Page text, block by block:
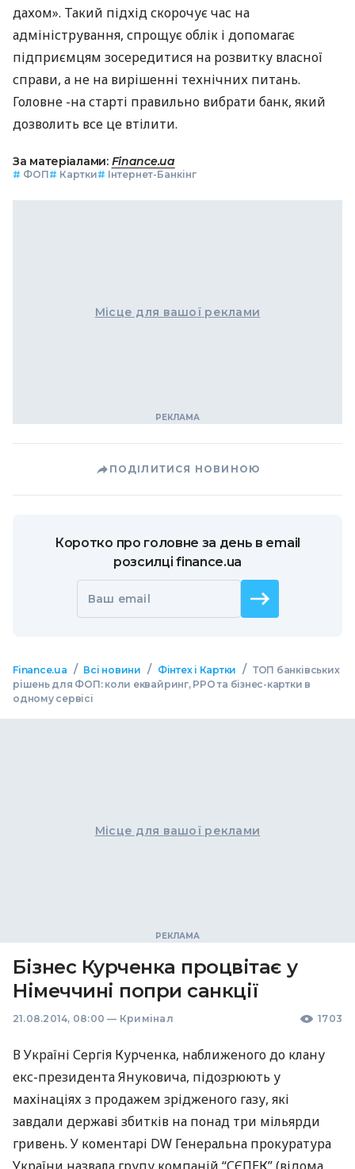
дахом». Такий підхід скорочує час на
адміністрування, спрощує облік і допомагає
підприємцям зосередитися на розвитку власної
справи, а не на вирішенні технічних питань.
Головне -на старті правильно вибрати банк, який
дозволить все це втілити.
За матеріалами: Finance.ua
# ФОП# Картки# Інтернет-Банкінг
Місце для вашої реклами
ПОДІЛИТИСЯ НОВИНОЮ
Коротко про головне за день в email
розсилці finance.ua
Ваш email
Finance.ua / Всі новини / Фінтех і Картки / ТОП банківських
рішень для ФОП: коли еквайринг, РРО та бізнес-картки в
одному сервісі
Місце для вашої реклами
Бізнес Курченка процвітає у
Німеччині попри санкції
21.08.2014, 08:00 — Кримінал 1703
В Україні Сергія Курченка, наближеного до клану
екс-президента Януковича, підозрюють у
махінаціях з продажем зрідженого газу, які
завдали державі збитків на понад три мільярди
гривень. У коментарі DW Генеральна прокуратура